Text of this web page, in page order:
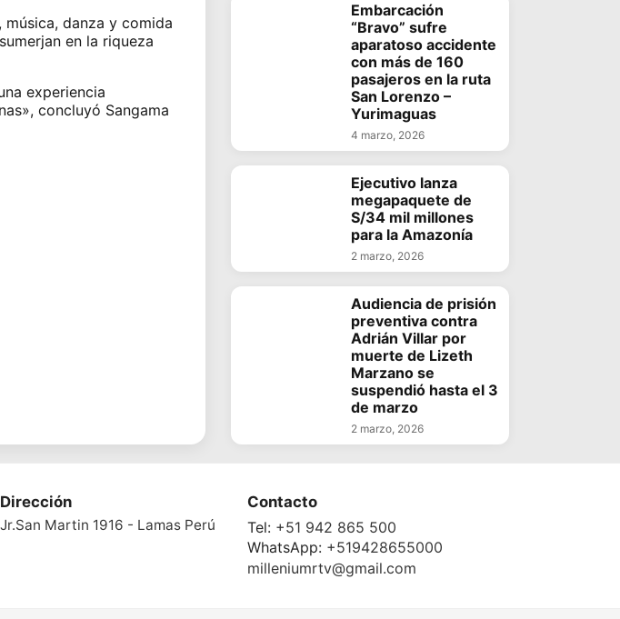
danza y comida
en la riqueza
experiencia
concluyó Sangama
Embarcación
“Bravo” sufre
aparatoso accidente
con más de 160
pasajeros en la ruta
San Lorenzo –
Yurimaguas
4 marzo, 2026
Ejecutivo lanza
megapaquete de
S/34 mil millones
para la Amazonía
2 marzo, 2026
Audiencia de prisión
preventiva contra
Adrián Villar por
muerte de Lizeth
Marzano se
suspendió hasta el 3
de marzo
2 marzo, 2026
Dirección
Jr.San Martin 1916 - Lamas Perú
Contacto
Tel: +51 942 865 500
WhatsApp: +519428655000
milleniumrtv@gmail.com